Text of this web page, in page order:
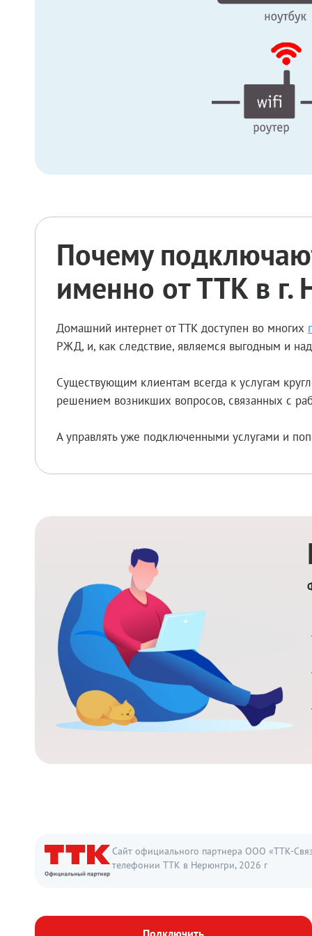
Почему
именно от ТТК в г.
Домашний интернет от ТТК доступен во многих
РЖД, и, как следствие, являемся выгодным и
Существующим клиентам всегда к услугам
решением возникших вопросов, связанных с
А управлять уже подключенными услугами и
Сайт официального партнера ООО «ТТК-
телефонии ТТК в Нерюнгри, 2026 г